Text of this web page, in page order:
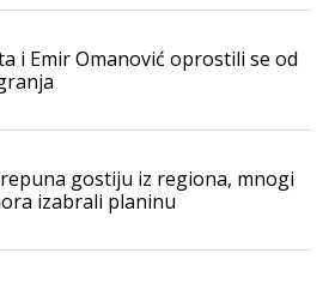
i Emir Omanović oprostili se od
gostiju iz regiona, mnogi
izabrali planinu